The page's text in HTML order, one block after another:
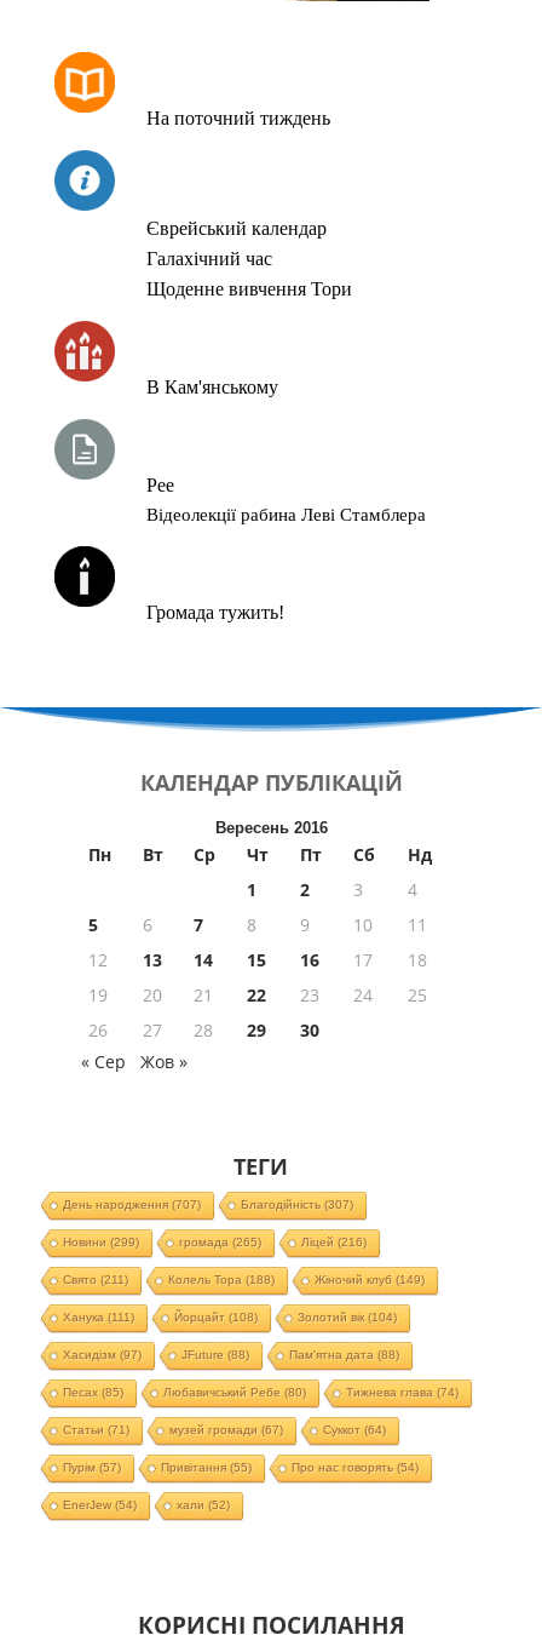
На поточний тиждень
Єврейський календар
Галахічний час
Щоденне вивчення Тори
В Кам'янському
Рее
Відеолекції рабина Леві Стамблера
Громада тужить!
КАЛЕНДАР ПУБЛІКАЦІЙ
Вересень 2016
Пн Вт Ср Чт Пт Сб
Нд
1
2 3
4
5
6 7 8 9 10
11
12
13 14 15 16 17
18
19
20 21 22 23 24
25
26
27 28 29
30
« Сер
Жов »
ТЕГИ
День народження(707) Благодійність (307)
Новини (299) громада (265) Ліцей (216)
Свято (211) Колель Тора (188) Жіночий клуб (149)
Ханука (111) Йорцайт (108) Золотий вік(104)
Хасидізм (97) JFuture (88) Пам'ятна дата (88)
Песах(85) Любавичський Ребе (80) Тижнева глава (74)
Статьи (71) музей громади (67) Суккот (64)
Пурім (57) Привітання(55) Про нас говорять (54)
EnerJew(54) хали (52)
КОРИСНІ ПОСИЛАННЯ